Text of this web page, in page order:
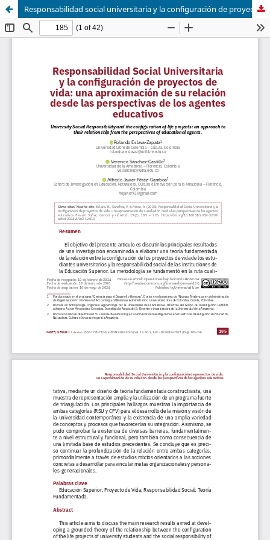
Responsabilidad social universitaria y la configuración de proyectos de vida: una aproximación de su relación desde las perspectivas de los agentes educativos